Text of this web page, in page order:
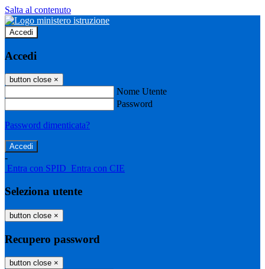
Salta al contenuto
Accedi
Accedi
button close ×
Nome Utente
Password
Password dimenticata?
-
Entra con SPID Entra con CIE
Seleziona utente
button close ×
Recupero password
button close ×